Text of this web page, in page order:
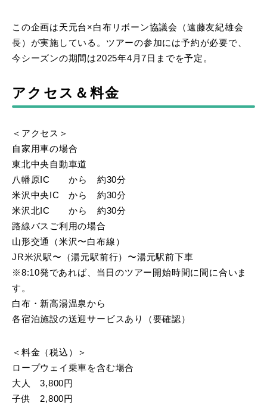
この企画は天元台×白布リボーン協議会（遠藤友紀雄会
長）が実施している。ツアーの参加には予約が必要で、
今シーズンの期間は2025年4月7日までを予定。
アクセス＆料金
＜アクセス＞
自家用車の場合
東北中央自動車道
八幡原IC から 約30分
米沢中央IC から 約30分
米沢北IC から 約30分
路線バスご利用の場合
山形交通（米沢〜白布線）
JR米沢駅〜（湯元駅前行）〜湯元駅前下車
※8:10発であれば、当日のツアー開始時間に間に合いま
す。
白布・新高湯温泉から
各宿泊施設の送迎サービスあり（要確認）
＜料金（税込）＞
ロープウェイ乗車を含む場合
大人 3,800円
子供 2,800円